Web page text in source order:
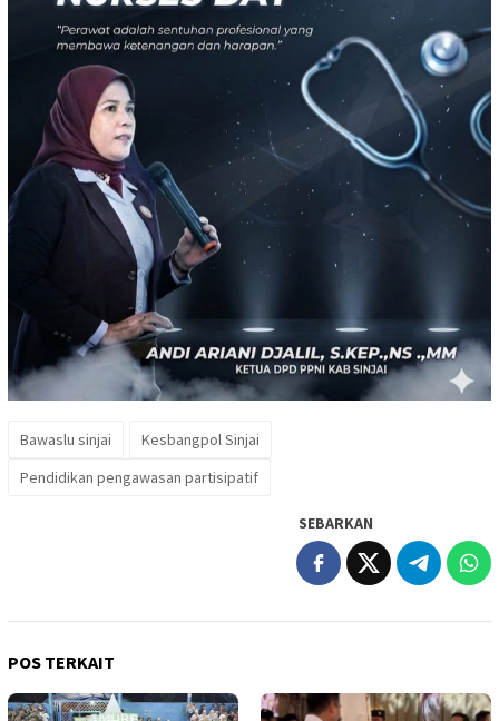
Bawaslu sinjai
Kesbangpol Sinjai
Pendidikan pengawasan partisipatif
SEBARKAN
POS TERKAIT